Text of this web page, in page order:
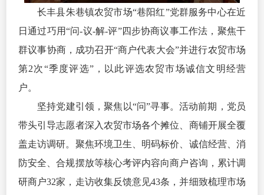
长丰县朱巷镇农贸市场“巷阳红”党群服务中心在近
日通过巧用“问-议-解-评”四步协商议事工作法，聚焦干
群议事协商，成功召开“商户代表大会”并进行农贸市场
第2次“季度评选”，以此评选农贸市场诚信文明经营
户。
坚持党建引领，聚焦以“问”寻事。活动前期，党员
带头引导志愿者深入农贸市场各个摊位、商铺开展全覆
盖走访调研。聚焦环境卫生、明码标价、诚信经营、消
防安全、合规摆放等核心考评内容向商户咨询，累计调
研商户32家，走访收集反馈意见43条，并细致梳理市场